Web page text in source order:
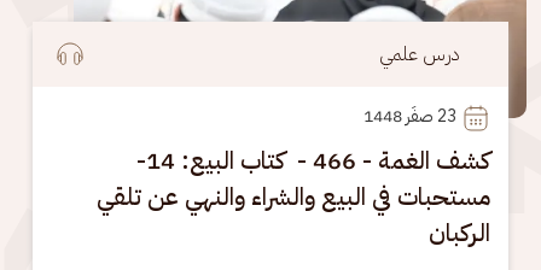
درس علمي
23
كشف الغمة - 466 - كتاب البيع: 14-
مستحبات في البيع والشراء والنهي عن تلقي
الركبان